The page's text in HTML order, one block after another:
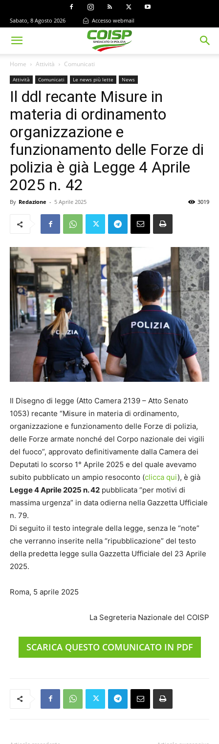
Sabato, 8 Agosto 2026 Accesso webmail
Home Attività Comunicati
Attività Comunicati Le news più lette News
Il ddl recante Misure in
materia di ordinamento
organizzazione e
funzionamento delle Forze di
polizia è già Legge 4 Aprile
2025 n. 42
By Redazione - 5 Aprile 2025 3019
Il Disegno di legge (Atto Camera 2139 – Atto Senato
1053) recante “Misure in materia di ordinamento,
organizzazione e funzionamento delle Forze di polizia,
delle Forze armate nonché del Corpo nazionale dei vigili
del fuoco”, approvato definitivamente dalla Camera dei
Deputati lo scorso 1° Aprile 2025 e del quale avevamo
subito pubblicato un ampio resoconto (clicca qui), è già
Legge 4 Aprile 2025 n. 42 pubblicata “per motivi di
massima urgenza” in data odierna nella Gazzetta Ufficiale
n. 79.
Di seguito il testo integrale della legge, senza le “note”
che verranno inserite nella “ripubblicazione” del testo
della predetta legge sulla Gazzetta Ufficiale del 23 Aprile
2025.
Roma, 5 aprile 2025
La Segreteria Nazionale del COISP
SCARICA QUESTO COMUNICATO IN PDF